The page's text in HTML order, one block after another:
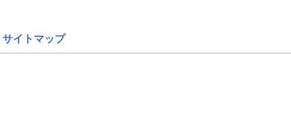
サイトマップ